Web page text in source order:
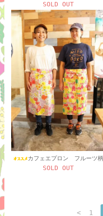
SOLD OUT
カフェエプロン フルーツ柄
SOLD OUT
< 1